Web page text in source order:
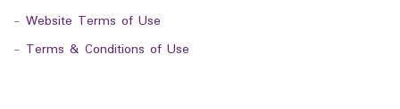
- Website Terms of Use
- Terms & Conditions of Use